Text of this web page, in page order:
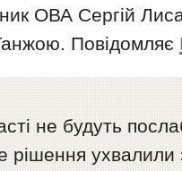
ОВА Сергій
Повідомляє
не будуть
рішення